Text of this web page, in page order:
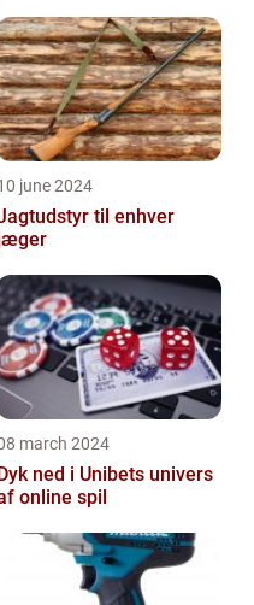
june 2024
til enhver
march 2024
ned i Unibets univers
online spil